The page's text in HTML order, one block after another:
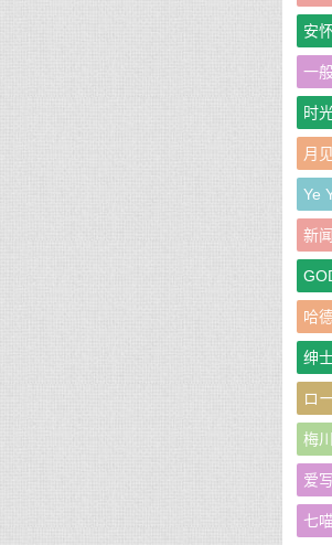
安
一
时
月见
Ye
新
哈
绅
ロ
梅
爱
七